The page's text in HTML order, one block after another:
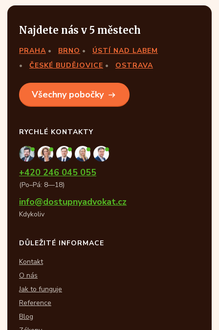
Najdete nás v 5 městech
PRAHA BRNO
ÚSTÍ NAD LABEM
ČESKÉ BUDĚJOVICE
OSTRAVA
Všechny pobočky
RYCHLÉ KONTAKTY
+420 246 045 055
(Po–Pá: 8—18)
info@dostupnyadvokat.cz
Kdykoliv
DŮLEŽITÉ INFORMACE
Kontakt
O nás
Jak to funguje
Reference
Blog